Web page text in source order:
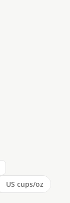
US cups/oz